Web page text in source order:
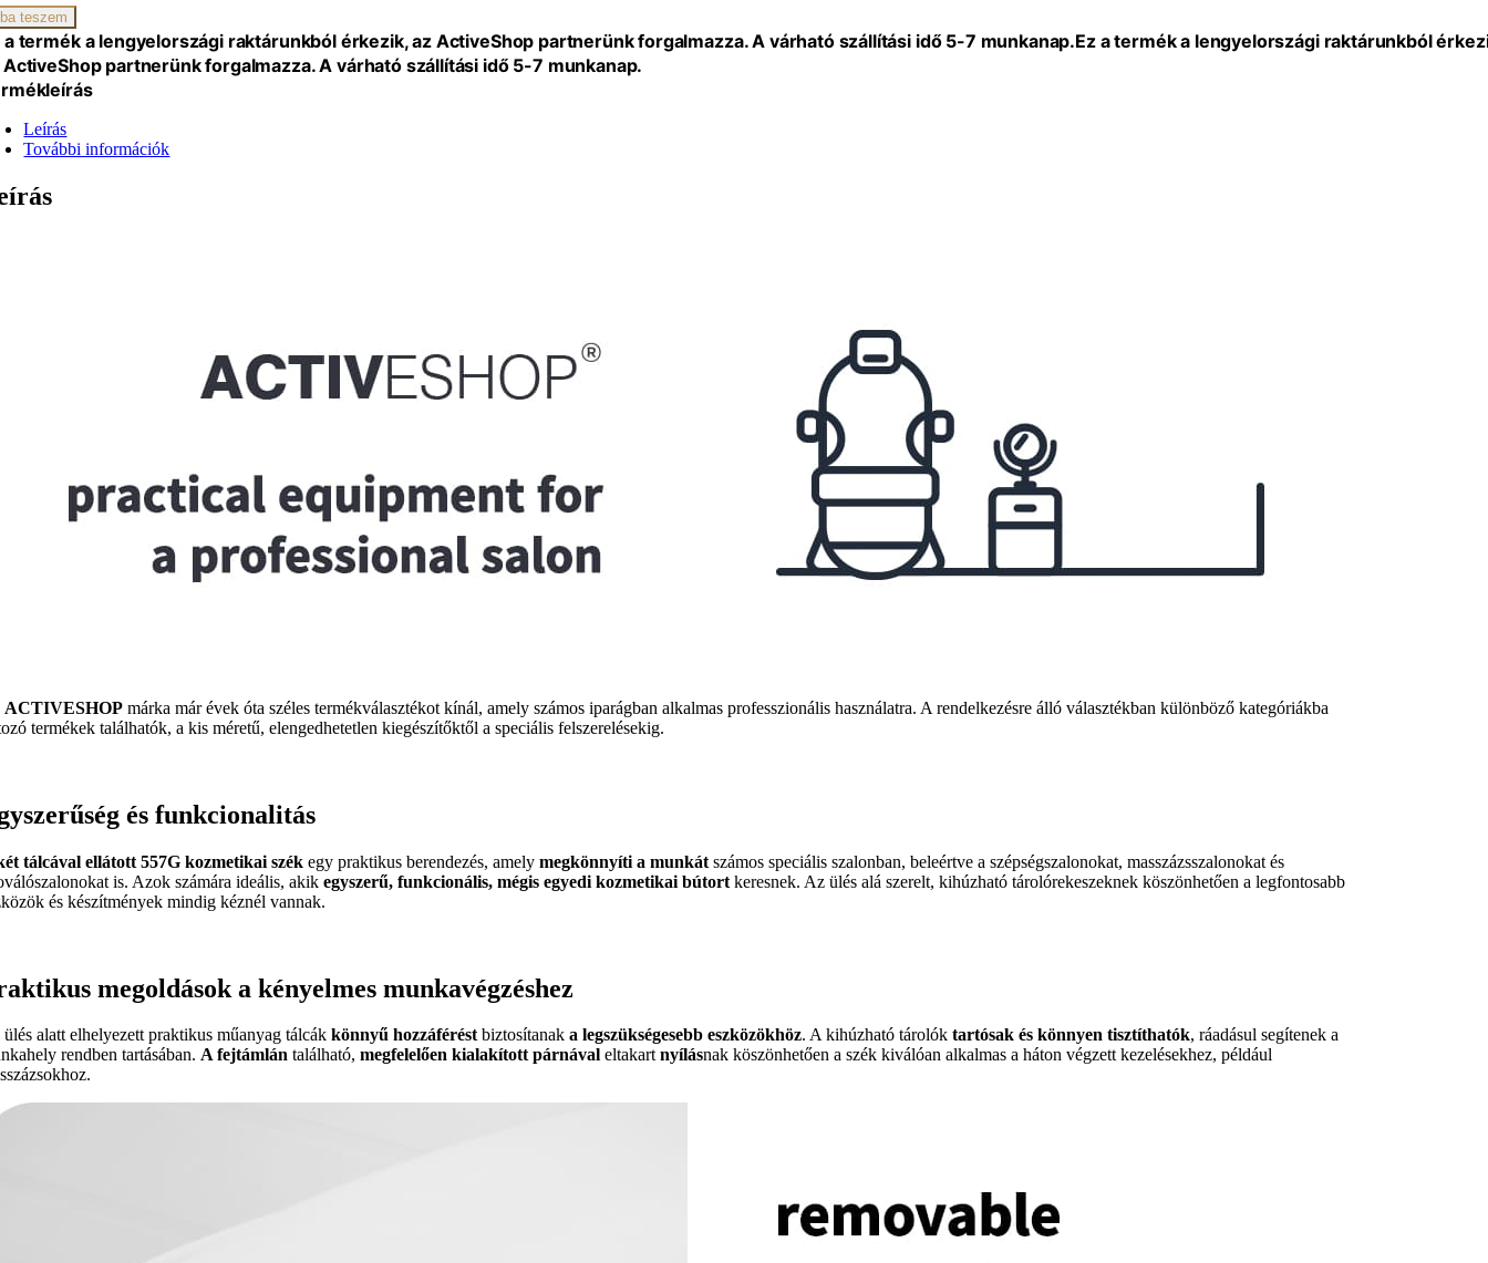
teszem
a termék a lengyelországi raktárunkból érkezik, az ActiveShop partnerünk forgalmazza. A várható szállítási idő 5-7 munkanap.Ez a termék a lengyelországi raktárunkból
ActiveShop partnerünk forgalmazza. A várható szállítási idő 5-7 munkanap.
Leírás
További információk
ACTIVESHOP márka már évek óta széles termékválasztékot kínál, amely számos iparágban alkalmas professzionális használatra. A rendelkezésre álló választékban különböző kategóriákba
termékek találhatók, a kis méretű, elengedhetetlen kiegészítőktől a speciális felszerelésekig.
és funkcionalitás
tálcával ellátott 557G kozmetikai szék egy praktikus berendezés, amelymegkönnyíti a munkát számos speciális szalonban, beleértve a szépségszalonokat, masszázsszalonokat és
is. Azok számára ideális, akikegyszerű, funkcionális, mégis egyedi kozmetikai bútort keresnek. Az ülés alá szerelt, kihúzható tárolórekeszeknek köszönhetően a legfontosabb
és készítmények mindig kéznél vannak.
megoldások a kényelmes munkavégzéshez
alatt elhelyezett praktikus műanyag tálcákkönnyű hozzáféréstbiztosítanaka legszükségesebb eszközökhöz. A kihúzható tárolóktartósak és könnyen tisztíthatók, ráadásul segítenek a
rendben tartásában.A fejtámlán található,megfelelően kialakított párnával eltakartnyílásnak köszönhetően a szék kiválóan alkalmas a háton végzett kezelésekhez, például